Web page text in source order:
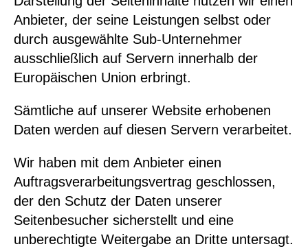
Anbieter, der seine Leistungen selbst oder
durch ausgewählte Sub-Unternehmer
ausschließlich auf Servern innerhalb der
Europäischen Union erbringt.
Sämtliche auf unserer Website erhobenen
Daten werden auf diesen Servern verarbeitet.
Wir haben mit dem Anbieter einen
Auftragsverarbeitungsvertrag geschlossen,
der den Schutz der Daten unserer
Seitenbesucher sicherstellt und eine
unberechtigte Weitergabe an Dritte untersagt.